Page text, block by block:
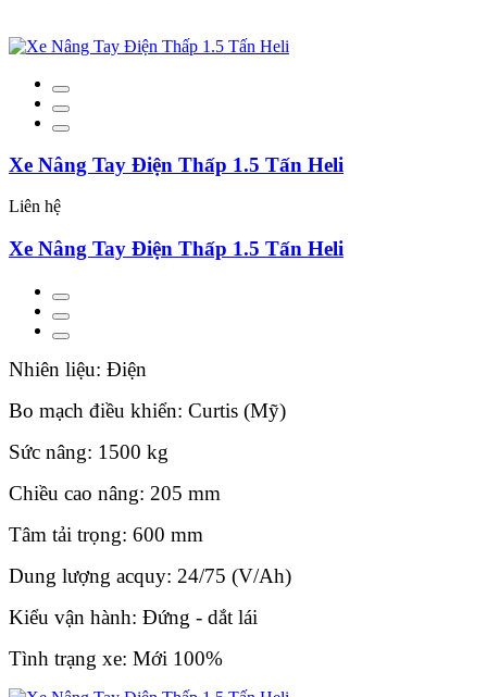
Xe Nâng Tay Điện Thấp 1.5 Tấn Heli
Liên hệ
Xe Nâng Tay Điện Thấp 1.5 Tấn Heli
Nhiên liệu: Điện
Bo mạch điều khiển: Curtis (Mỹ)
Sức nâng: 1500 kg
Chiều cao nâng: 205 mm
Tâm tải trọng: 600 mm
Dung lượng acquy: 24/75 (V/Ah)
Kiểu vận hành: Đứng - dắt lái
Tình trạng xe: Mới 100%